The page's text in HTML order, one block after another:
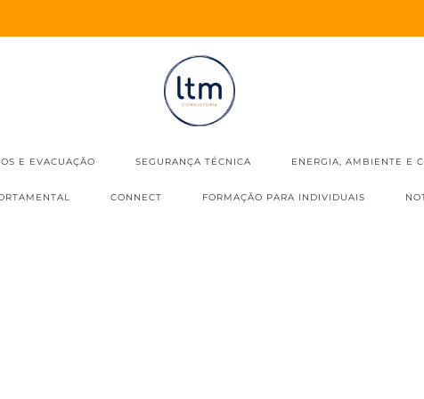
E EVACUAÇÃO SEGURANÇA TÉCNICA ENERGIA, AMBIENTE E
CONNECT FORMAÇÃO PARA INDIVIDUAIS